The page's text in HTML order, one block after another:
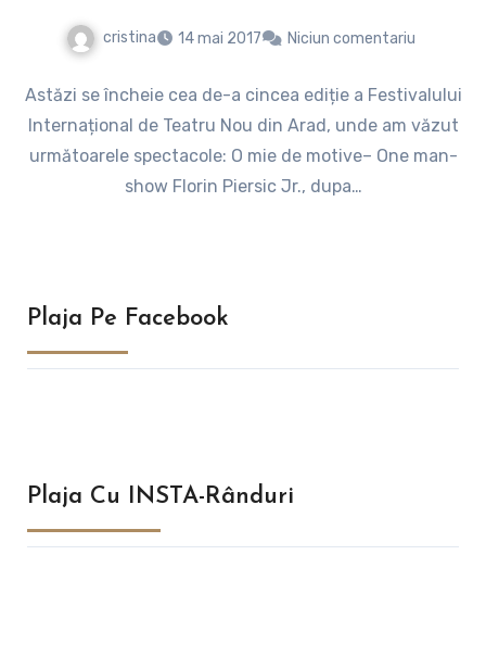
cristina 14 mai 2017 Niciun comentariu
Astăzi se încheie cea de-a cincea ediție a Festivalului
Internațional de Teatru Nou din Arad, unde am văzut
următoarele spectacole: O mie de motive– One man-
show Florin Piersic Jr., dupa…
Plaja Pe Facebook
Plaja Cu INSTA-Rânduri